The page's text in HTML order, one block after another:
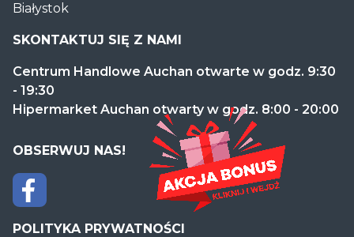
Auchan
Produkcyjna
Białystok
SKONTAKTUJ SIĘ Z NAMI
Centrum Handlowe Auchan otwarte w godz. 9:30
- 19:30
Hipermarket Auchan otwarty w godz. 8:00 - 20:00
OBSERWUJ NAS!
POLITYKA PRYWATNOŚCI